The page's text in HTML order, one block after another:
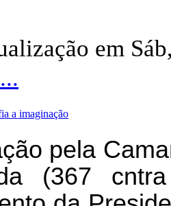
em
a imaginação
pela
(367